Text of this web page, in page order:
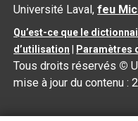
Université Laval,feu
Qu’est-ce que le
d’utilisation
Paramètres
Tous droits réservés ©
mise à jour du contenu :